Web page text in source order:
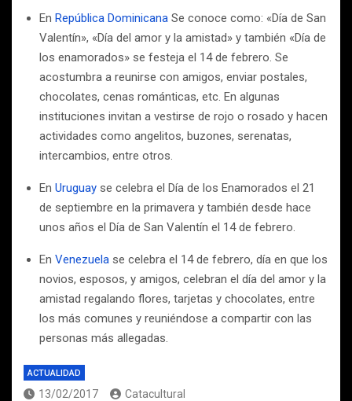
En República Dominicana Se conoce como: «Día de San
Valentín», «Día del amor y la amistad» y también «Día de
los enamorados» se festeja el 14 de febrero. Se
acostumbra a reunirse con amigos, enviar postales,
chocolates, cenas románticas, etc. En algunas
instituciones invitan a vestirse de rojo o rosado y hacen
actividades como angelitos, buzones, serenatas,
intercambios, entre otros.
En Uruguay se celebra el Día de los Enamorados el 21
de septiembre en la primavera y también desde hace
unos años el Día de San Valentín el 14 de febrero.
En Venezuela se celebra el 14 de febrero, día en que los
novios, esposos, y amigos, celebran el día del amor y la
amistad regalando flores, tarjetas y chocolates, entre
los más comunes y reuniéndose a compartir con las
personas más allegadas.
ACTUALIDAD
13/02/2017 Catacultural